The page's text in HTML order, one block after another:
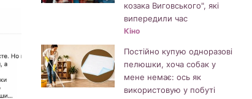
козака Виговського", які
випередили час
Кіно
Постійно купую одноразові
пелюшки, хоча собак у
мене немає: ось як
використовую у побуті